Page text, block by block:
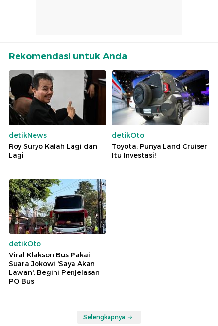
Rekomendasi untuk Anda
detikNews
Roy Suryo Kalah Lagi dan
Lagi
detikOto
Toyota: Punya Land Cruiser
Itu Investasi!
detikOto
Viral Klakson Bus Pakai
Suara Jokowi 'Saya Akan
Lawan', Begini Penjelasan
PO Bus
Selengkapnya